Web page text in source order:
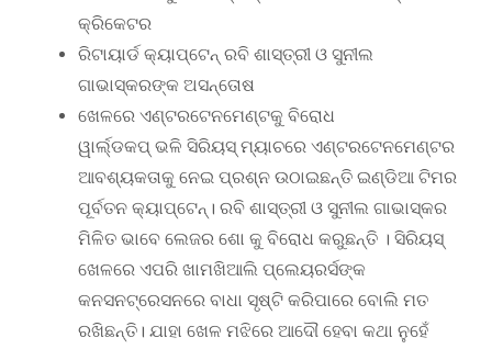
କ୍ରିକେଟର
ରିଟାୟାର୍ଡ କ୍ୟାପ୍ଟେନ୍ ରବି ଶାସ୍ତ୍ରୀ ଓ ସୁନୀଲ
ଗାଭାସ୍କରଙ୍କ ଅସନ୍ତୋଷ
ଖେଳରେ ଏଣ୍ଟରଟେନମେଣ୍ଟକୁ ବିରୋଧ
ୱାର୍ଲ୍ଡକପ୍ ଭଳି ସିରିୟସ୍ ମ୍ୟାଚରେ ଏଣ୍ଟରଟେନମେଣ୍ଟର
ଆବଶ୍ୟକତାକୁ ନେଇ ପ୍ରଶ୍ନ ଉଠାଇଛନ୍ତି ଇଣ୍ଡିଆ ଟିମର
ପୂର୍ବତନ କ୍ୟାପ୍ଟେନ୍। ରବି ଶାସ୍ତ୍ରୀ ଓ ସୁନୀଲ ଗାଭାସ୍କର
ମିଳିତ ଭାବେ ଲେଜର ଶୋ କୁ ବିରୋଧ କରୁଛନ୍ତି । ସିରିୟସ୍
ଖେଳରେ ଏପରି ଖାମଖିଆଲି ପ୍ଲେୟରର୍ସଙ୍କ
କନସନଟ୍ରେସନରେ ବାଧା ସୃଷ୍ଟି କରିପାରେ ବୋଲି ମତ
ରଖିଛନ୍ତି। ଯାହା ଖେଳ ମଝିରେ ଆଦୌ ହେବା କଥା ନୁହେଁ